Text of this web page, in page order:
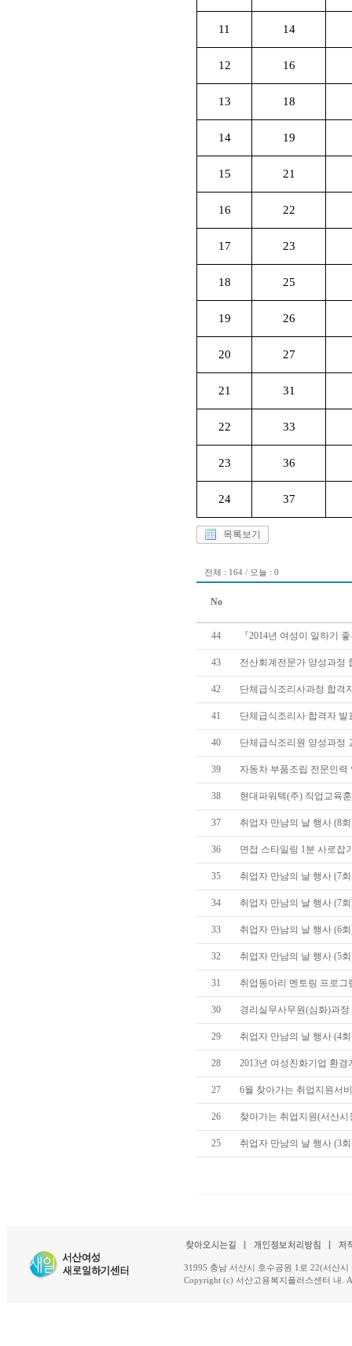
11 14
12 16
13 18
14 19
15 21
16 22
17 23
18 25
19 26
20 27
21 31
22 33
23 36
24 37
목록보기
전체 : 164 / 오늘 : 0
No
44 『2014년 여성이 일하기
43 전산회계전문가 양성과정
42 단체급식조리사과정 합격
41 단체급식조리사 합격자
40 단체급식조리원 양성과정
39 자동차 부품조립 전문인력
38 현대파워텍(주) 직업교육
37 취업자 만남의 날 행사 (8
36 면접 스타일링 1분 사로잡
35 취업자 만남의 날 행사 (7
34 취업자 만남의 날 행사 (7
33 취업자 만남의 날 행사 (6
32 취업자 만남의 날 행사 (5
31 취업동아리 멘토링 프로그
30 경리실무사무원(심화)과
29 취업자 만남의 날 행사 (4
28 2013년 여성친화기업 환
27 6월 찾아가는 취업지원서
26 찾아가는 취업지원(서산시
25 취업자 만남의 날 행사 (3
31995 충남 서산시 호수공원 1로 22(서산
Copyright (c) 서산고용복지플러스센터 내.